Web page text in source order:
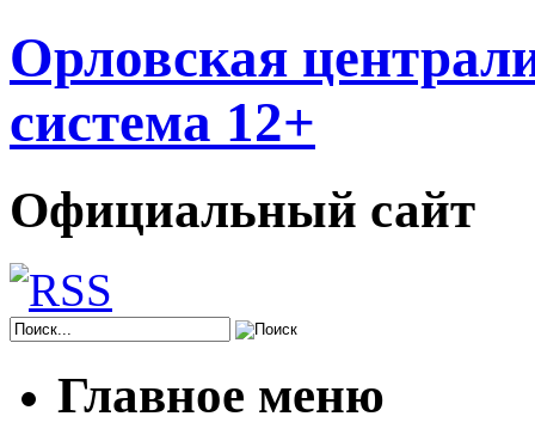
Орловская
система 12+
Официальный сайт
Главное меню